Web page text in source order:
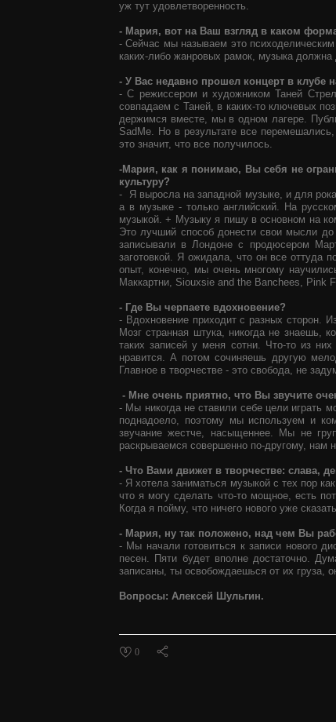
уж тут удовлетворенность.
- Мария, вот на Ваш взгляд в каком
- Сейчас мы называем это
каких-либо жанровых рамок, музыка должна
- У Вас недавно прошел концерт в клубе
- С режиссером и художником Таней
совпадаем с Таней, в каких-то ключевых
держимся вместе, мы в одном лагере.
SadMe. Но в результате все
это значит, что все получилось.
-Мария, как я понимаю, Вы себя не
культуру?
- Я выросла на западной музыке, и для
а в музыке - только английский. На
музыкой. + Музыку я пишу в основном на
Это лучший способ донести свои мысли
записывали в Лондоне с продюсером
заготовкой. Я ожидала, что он все оттуда
опыт, конечно, мы очень многому
Маккартни, Siouxsie and the Banchees, Pink
- Где Вы черпаете вдохновение?
- Вдохновение приходит с разных сторон.
Мозг странная штука, никогда не знаешь,
таких записей у меня сотни. Что-то из
нравится. А потом сочиняешь другую
Главное в творчестве - это свобода, не
- Мне очень приятно, что Вы звучите
- Мы никогда не ставили себе цели играть
поднадоело, поэтому мы используем и
звучание жестче, насыщеннее. Мы не
раскрываемся совершенно по-другому, нам
- Что Вами движет в творчестве: слава,
- Я хотела заниматься музыкой с тех пор
что я могу сделать что-то мощное, есть
Когда я пойму, что ничего нового уже
- Мария, ну так положено, над чем Вы
- Мы начали готовиться к записи нового
песен. Пяти будет вполне достаточно.
записаны, ты освобождаешься от их груза,
Вопросы: Алексей Шульгин.
0